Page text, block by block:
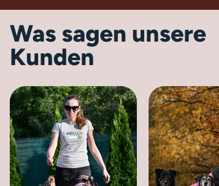
Was sagen unsere
Kunden